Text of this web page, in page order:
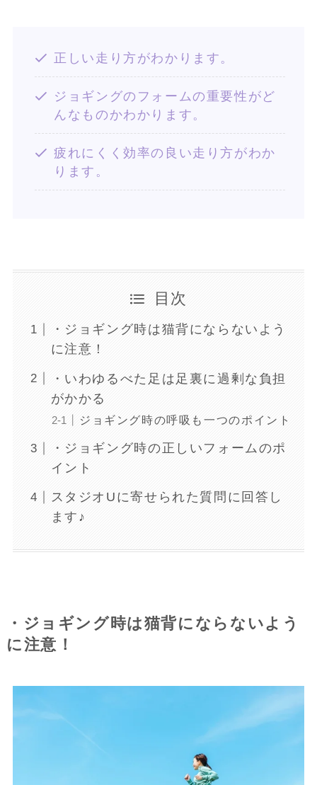
正しい走り方がわかります。
ジョギングのフォームの重要性がど
んなものかわかります。
疲れにくく効率の良い走り方がわか
ります。
目次
・ジョギング時は猫背にならないよう
に注意！
・いわゆるべた足は足裏に過剰な負担
がかかる
ジョギング時の呼吸も一つのポイント
・ジョギング時の正しいフォームのポ
イント
スタジオUに寄せられた質問に回答し
ます♪
・ジョギング時は猫背にならないよう
に注意！